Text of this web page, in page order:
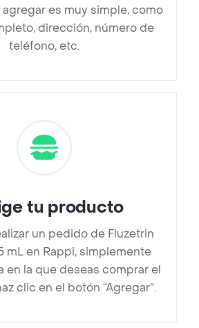
es muy simple, como
dirección, número de
teléfono, etc.
tu producto
un pedido de Fluzetrin
mL en Rappi, simplemente
en la que deseas comprar el
clic en el botón “Agregar”.